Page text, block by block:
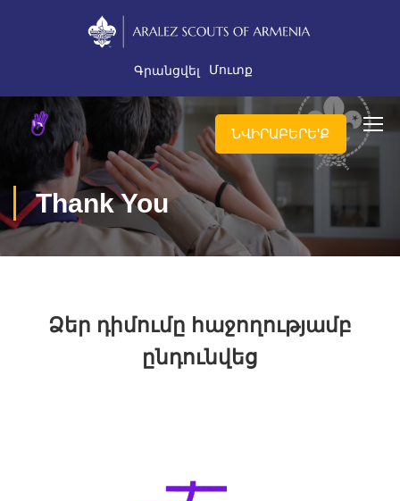
Գրանցվել Մուտք
ՆՎԻՐԱԲԵՐԵ'Ք
Thank You
Ձեր դիմումը հաջողությամբ
ընդունվեց